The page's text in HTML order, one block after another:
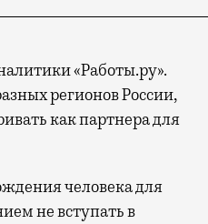
«Работы.ру».
регионов России,
как партнера для
человека для
не вступать в